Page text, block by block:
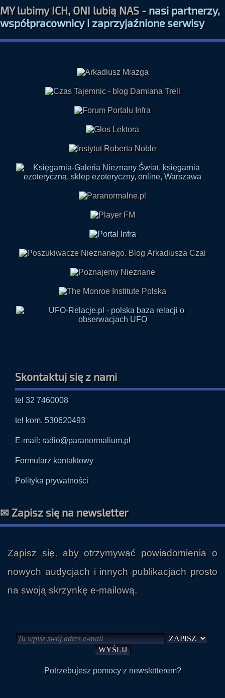
MY lubimy ICH, ONI lubią NAS -nasi partnerzy,
współpracownicy i zaprzyjaźnione serwisy
Skontaktuj się z nami
tel 32 7460008
tel kom. 530620493
E-mail: radio@paranormalium.pl
Formularz kontaktowy
Polityka prywatności
✉ Zapisz się na newsletter
Zapisz się, aby otrzymywać powiadomienia o
nowych audycjach i innych publikacjach prosto
na swoją skrzynkę e-mailową.
Potrzebujesz pomocy z newsletterem?